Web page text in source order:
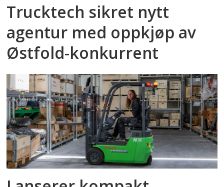
Trucktech sikret nytt
agentur med oppkjøp av
Østfold-konkurrent